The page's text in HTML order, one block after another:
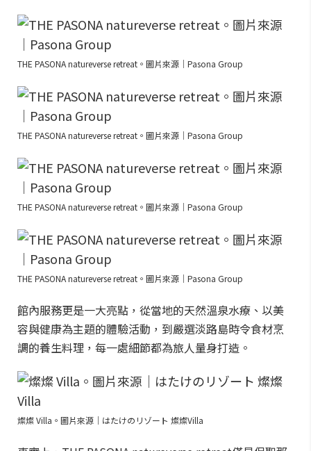
THE PASONA natureverse retreat。圖片來源｜Pasona Group
THE PASONA natureverse retreat。圖片來源｜Pasona Group
THE PASONA natureverse retreat。圖片來源｜Pasona Group
THE PASONA natureverse retreat。圖片來源｜Pasona Group
館內服務更是一大亮點，從當地的天然溫泉水療、以美
容與健康為主題的體驗活動，到嚴選淡路島時令食材烹
調的養生料理，每一處細節都為旅人量身打造。
燦燦 Villa。圖片來源｜はたけのリゾート 燦燦Villa